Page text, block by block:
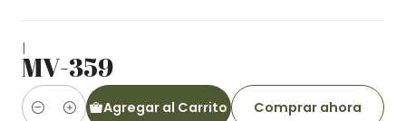
|
MV-359
Agregar al Carrito Comprar ahora